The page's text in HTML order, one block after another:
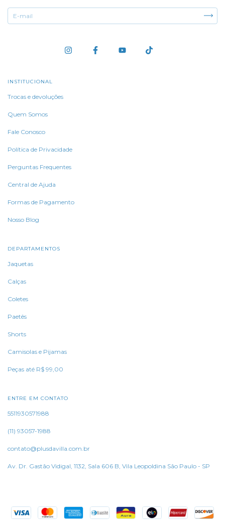
INSTITUCIONAL
Trocas e devoluções
Quem Somos
Fale Conosco
Política de Privacidade
Perguntas Frequentes
Central de Ajuda
Formas de Pagamento
Nosso Blog
DEPARTAMENTOS
Jaquetas
Calças
Coletes
Paetês
Shorts
Camisolas e Pijamas
Peças até R$ 99,00
ENTRE EM CONTATO
5511930571988
(11) 93057-1988
contato@plusdavilla.com.br
Av. Dr. Gastão Vidigal, 1132, Sala 606 B, Vila Leopoldina São Paulo - SP